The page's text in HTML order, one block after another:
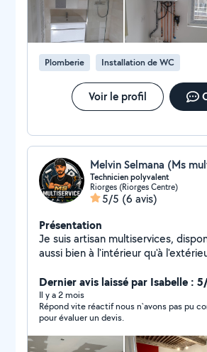
Plomberie Installation de WC
Voir le profil
Technicien polyvalent
Riorges (Riorges Centre)
5/5 (6 avis)
Présentation
Je suis artisan multiservices,
aussi bien à l'intérieur qu'à
multiservices, je vous propose des
sérieuses et adaptées à vos besoins.
extérieur : montage, bricolage,
maison, jardin, tonte, taille,
soigné et rapide. Prestations éligibles au crédit d'impôt
Dernier avis laissé par Isabelle :
Il y a 2 mois
Répond vite réactif nous n`avons pas pu
pour évaluer un devis.